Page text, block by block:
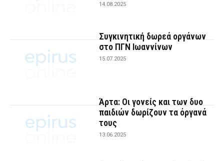
14.08.2025
Συγκινητική δωρεά οργάνων
στο ΠΓΝ Ιωαννίνων
15.07.2025
Άρτα: Οι γονείς και των δυο
παιδιών δωρίζουν τα όργανά
τους
13.06.2025